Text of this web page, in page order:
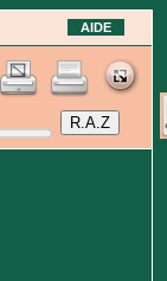
AIDE